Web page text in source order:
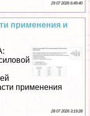
29 07 2026 6:49:40
применения и
применения
28 07 2026 3:19:28